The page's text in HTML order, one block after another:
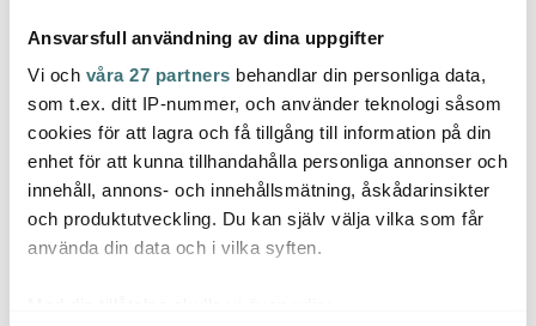
Ansvarsfull användning av dina uppgifter
Vi och våra 27 partners behandlar din personliga data,
som t.ex. ditt IP-nummer, och använder teknologi såsom
cookies för att lagra och få tillgång till information på din
enhet för att kunna tillhandahålla personliga annonser och
innehåll, annons- och innehållsmätning, åskådarinsikter
och produktutveckling. Du kan själv välja vilka som får
använda din data och i vilka syften.
Muurla
Mumin Glasflaska Fruits
1 L Klar/Gul
140 kr
I lager
Moomin Arabia
Muminmugg Redo för
semester 30 cl Sommar
2026
197 kr 329 kr
I lager